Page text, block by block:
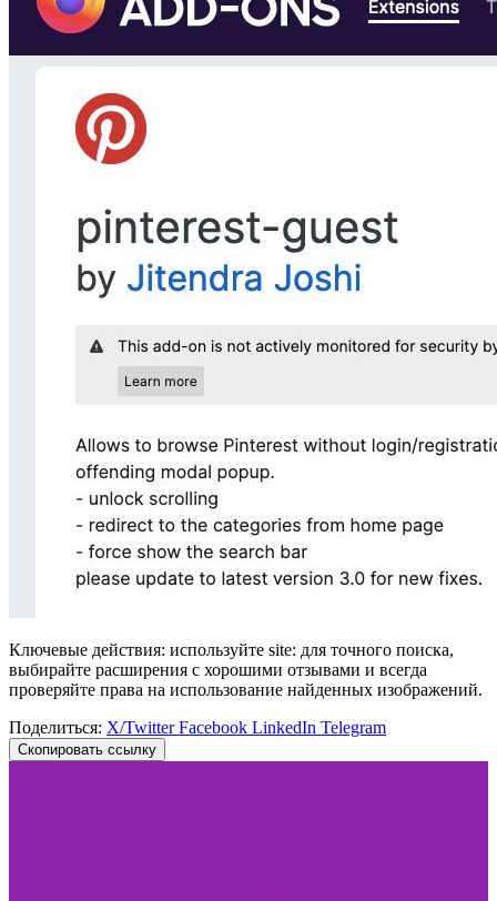
Ключевые действия: используйте site: для точного поиска,
выбирайте расширения с хорошими отзывами и всегда
проверяйте права на использование найденных изображений.
Поделиться: X/TwitterFacebook LinkedIn Telegram
Скопировать ссылку